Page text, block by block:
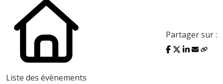
Liste des évènements
Partager sur :